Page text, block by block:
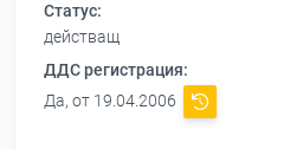
Статус:
действащ
ДДС регистрация:
Да, от 19.04.2006